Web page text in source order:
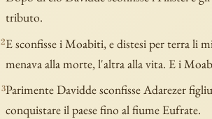
tributo.
2E sconfisse i Moabiti, e distesi per terra li
menava alla morte, l'altra alla vita. E i
3Parimente Davidde sconfisse Adarezer
conquistare il paese fino al fiume Eufrate.